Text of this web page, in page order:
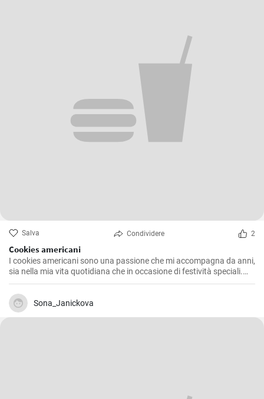
Salva Condividere 2
Cookies americani
I cookies americani sono una passione che mi accompagna da anni,
sia nella mia vita quotidiana che in occasione di festività speciali.
Questa ricetta che voglio condividere con voi è l'espressione di
numerosi esperimenti in cucina, alla ricerca della consistenza e del
sapore perfetti. Dopo aver provato diverse varianti, ho deciso di
offrire la mia versione che combina l'esclusiva morbidezza interna e
Sona_Janickova